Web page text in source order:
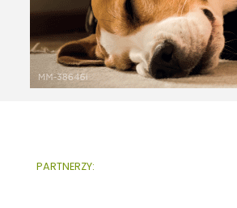
PARTNERZY: